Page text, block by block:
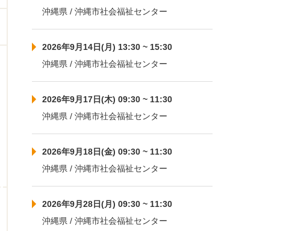
沖縄県 / 沖縄市社会福祉センター
2026年9月14日(月) 13:30 ~ 15:30
沖縄県 / 沖縄市社会福祉センター
2026年9月17日(木) 09:30 ~ 11:30
沖縄県 / 沖縄市社会福祉センター
2026年9月18日(金) 09:30 ~ 11:30
沖縄県 / 沖縄市社会福祉センター
2026年9月28日(月) 09:30 ~ 11:30
沖縄県 / 沖縄市社会福祉センター